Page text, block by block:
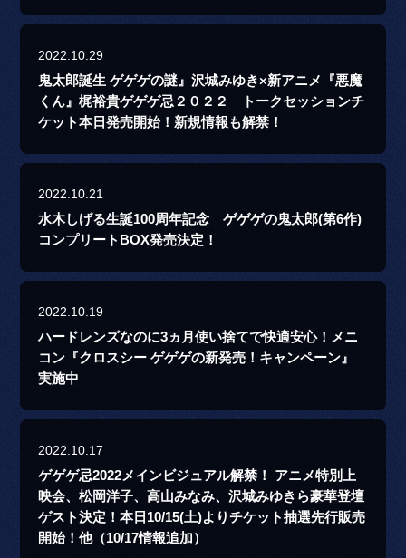
2022.10.29
鬼太郎誕生 ゲゲゲの謎』沢城みゆき×新アニメ『悪魔
くん』梶裕貴ゲゲゲ忌２０２２ トークセッションチ
ケット本日発売開始！新規情報も解禁！
2022.10.21
水木しげる生誕100周年記念 ゲゲゲの鬼太郎(第6作)
コンプリートBOX発売決定！
2022.10.19
ハードレンズなのに3ヵ月使い捨てで快適安心！メニ
コン『クロスシー ゲゲゲの新発売！キャンペーン』
実施中
2022.10.17
ゲゲゲ忌2022メインビジュアル解禁！ アニメ特別上
映会、松岡洋子、高山みなみ、沢城みゆきら豪華登壇
ゲスト決定！本日10/15(土)よりチケット抽選先行販売
開始！他（10/17情報追加）